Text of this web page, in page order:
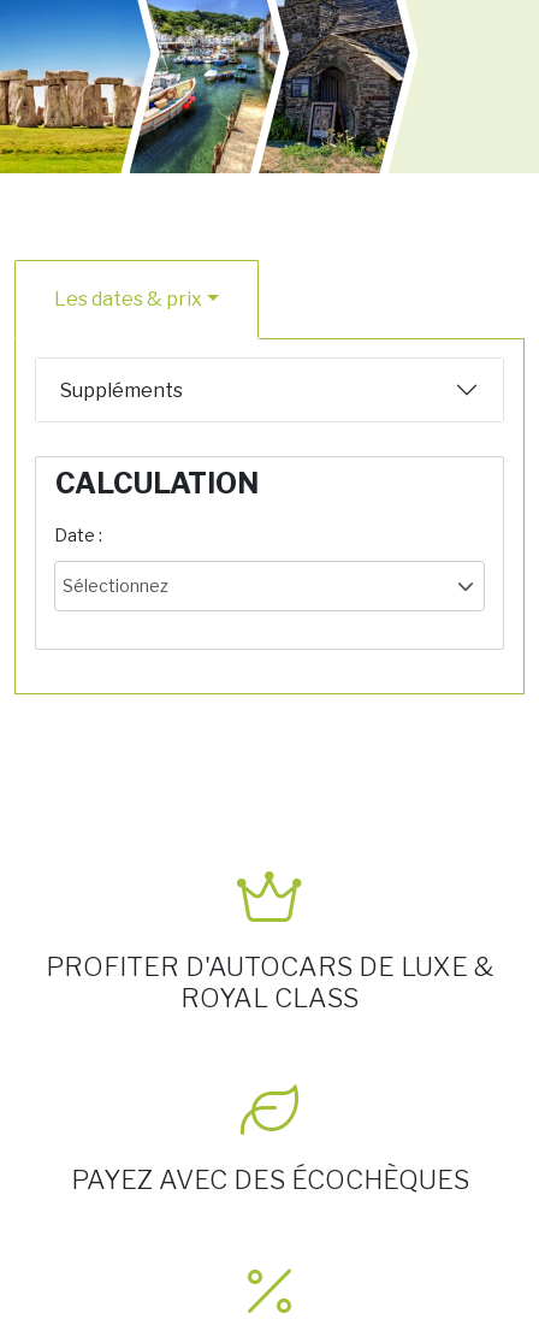
Les dates & prix
Suppléments
CALCULATION
Date :
Sélectionnez
PROFITER D'AUTOCARS DE LUXE &
ROYAL CLASS
PAYEZ AVEC DES ÉCOCHÈQUES